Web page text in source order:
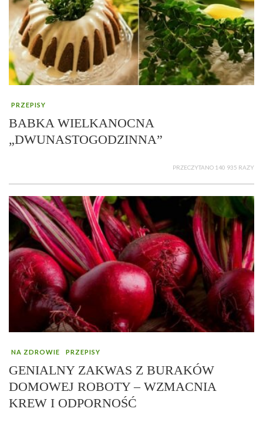
PRZEPISY
BABKA WIELKANOCNA
„DWUNASTOGODZINNA”
PRZECZYTANO 140 935 RAZY
NA ZDROWIE PRZEPISY
GENIALNY ZAKWAS Z BURAKÓW
DOMOWEJ ROBOTY – WZMACNIA
KREW I ODPORNOŚĆ